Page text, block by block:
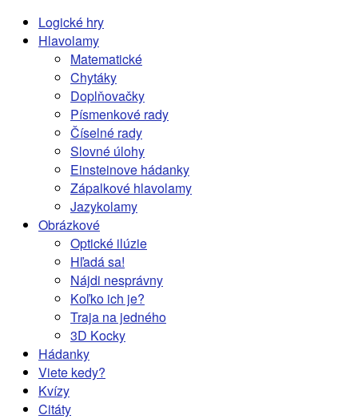
Logické hry
Hlavolamy
Matematické
Chytáky
Doplňovačky
Písmenkové rady
Číselné rady
Slovné úlohy
Einsteinove hádanky
Zápalkové hlavolamy
Jazykolamy
Obrázkové
Optické ilúzie
Hľadá sa!
Nájdi nesprávny
Koľko ich je?
Traja na jedného
3D Kocky
Hádanky
Viete kedy?
Kvízy
Citáty